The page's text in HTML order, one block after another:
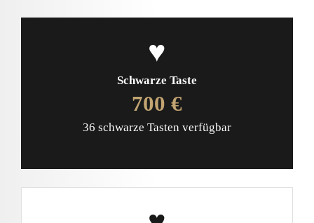
♥
Schwarze Taste
700 €
36 schwarze Tasten verfügbar